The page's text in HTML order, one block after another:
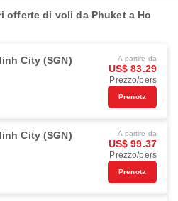
offerte di voli da Phuket a Ho
City (SGN) A partire da
US$ 83.29
Prezzo/pers
Prenota
City (SGN) A partire da
US$ 99.37
Prezzo/pers
Prenota